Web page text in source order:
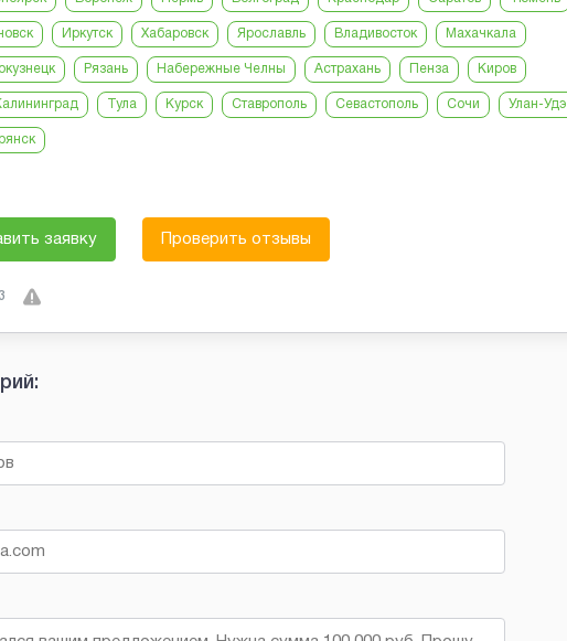
Иркутск Хабаровск Ярославль Владивосток Махачкала
Рязань Набережные Челны Астрахань Пенза Киров
Тула Курск Ставрополь Севастополь Сочи Улан-Удэ
заявку Проверить отзывы